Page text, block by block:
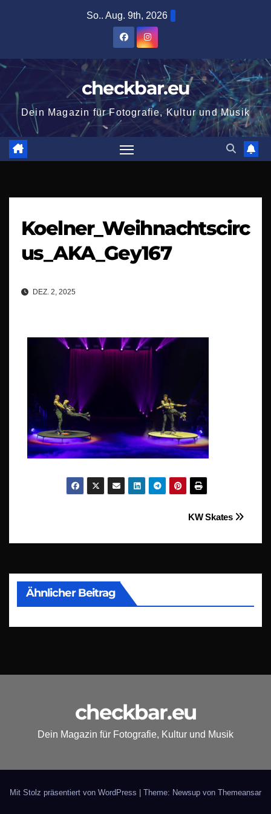
So.. Aug. 9th, 2026
checkbar.eu
Dein Magazin für Fotografie, Kultur und Musik
Koelner_Weihnachtscirc
us_AKA_Gey167
DEZ. 2, 2025
BeitragsnavigationKW Skates
Ähnlicher Beitrag
checkbar.eu
Dein Magazin für Fotografie, Kultur und Musik
Mit Stolz präsentiert von WordPress | Theme: Newsup von Themeansar